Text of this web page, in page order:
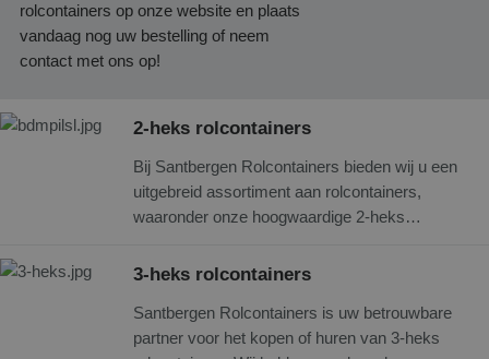
rolcontainers op onze website en plaats
vandaag nog uw bestelling of neem
contact met ons op!
2-heks rolcontainers
Bij Santbergen Rolcontainers bieden wij u een
uitgebreid assortiment aan rolcontainers,
waaronder onze hoogwaardige 2-heks
verschillende logistieke toepassingen, van
Ons aanbod bestaat zowel uit
standaardmodellen als uit maatwerkopties. Alle
3-heks rolcontainers
Santbergen Rolcontainers is uw betrouwbare
partner voor het kopen of huren van 3-heks